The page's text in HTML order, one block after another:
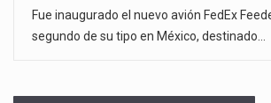
Fue inaugurado el nuevo avión FedEx
segundo de su tipo en México, destinado…